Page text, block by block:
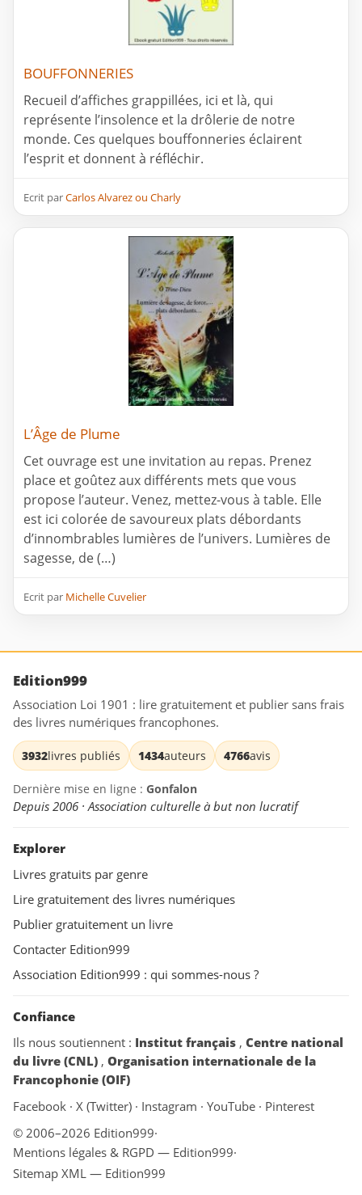
BOUFFONNERIES
Recueil d’affiches grappillées, ici et là, qui
représente l’insolence et la drôlerie de notre
monde. Ces quelques bouffonneries éclairent
l’esprit et donnent à réfléchir.
Ecrit parCarlos Alvarez ou Charly
L’Âge de Plume
Cet ouvrage est une invitation au repas. Prenez
place et goûtez aux différents mets que vous
propose l’auteur. Venez, mettez-vous à table. Elle
est ici colorée de savoureux plats débordants
d’innombrables lumières de l’univers. Lumières de
sagesse, de (…)
Ecrit par Michelle Cuvelier
Edition999
Association Loi 1901 : lire gratuitement et publier sans frais
des livres numériques francophones.
3932livres publiés 1434auteurs 4766avis
Dernière mise en ligne : Gonfalon
Depuis 2006 · Association culturelle à but non lucratif
Explorer
Livres gratuits par genre
Lire gratuitement des livres numériques
Publier gratuitement un livre
Contacter Edition999
Association Edition999 : qui sommes-nous ?
Confiance
Ils nous soutiennent : Institut français , Centre national
du livre (CNL) , Organisation internationale de la
Francophonie (OIF)
Facebook · X (Twitter) · Instagram · YouTube · Pinterest
© 2006–2026 Edition999·
Mentions légales & RGPD — Edition999·
Sitemap XML — Edition999